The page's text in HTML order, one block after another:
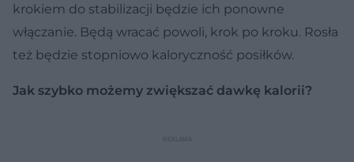
krokiem do stabilizacji będzie ich ponowne
włączanie. Będą wracać powoli, krok po kroku. Rosła
też będzie stopniowo kaloryczność posiłków.
Jak szybko możemy zwiększać dawkę kalorii?